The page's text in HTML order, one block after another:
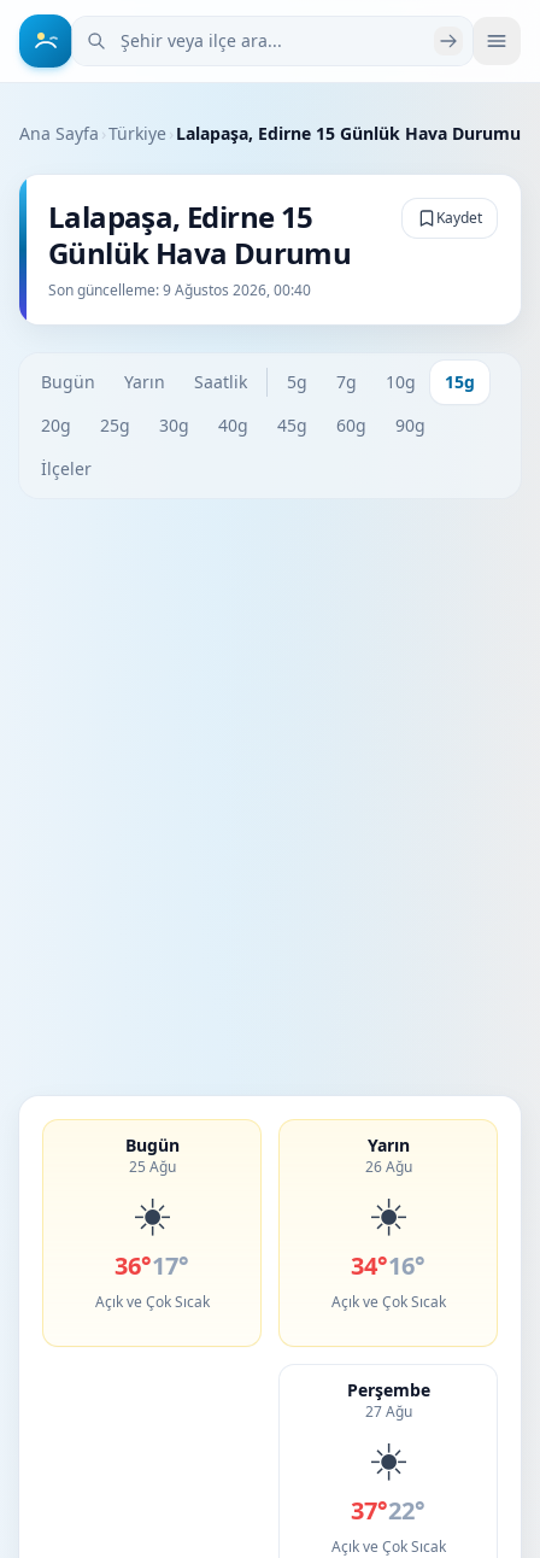
Şehir veya ilçe ara
Ana Sayfa ›Türkiye› Lalapaşa, Edirne 15 Günlük Hava Durumu
Lalapaşa, Edirne 15
Günlük Hava Durumu
Son güncelleme:9 Ağustos 2026, 00:40
Kaydet
Bugün Yarın Saatlik 5g 7g 10g
15g
20g
25g 30g 40g 45g 60g
90g
İlçeler
Bugün
25 Ağu
☀️
36°17°
Açık ve Çok Sıcak
Yarın
26 Ağu
☀️
34°16°
Açık ve Çok Sıcak
Perşembe
27 Ağu
☀️
37°22°
Açık ve Çok Sıcak